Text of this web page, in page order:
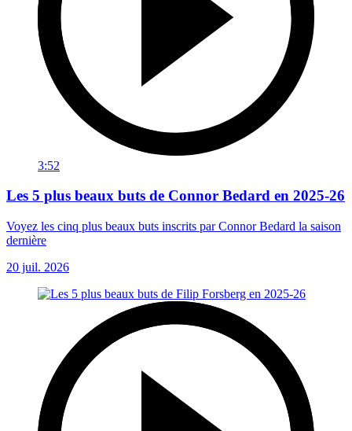
3:52
Les 5 plus beaux buts de Connor Bedard en 2025-26
Voyez les cinq plus beaux buts inscrits par Connor Bedard la saison
dernière
20 juil. 2026